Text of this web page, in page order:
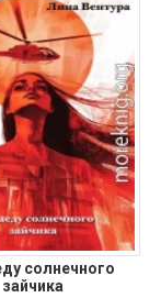
солнечного
зайчика